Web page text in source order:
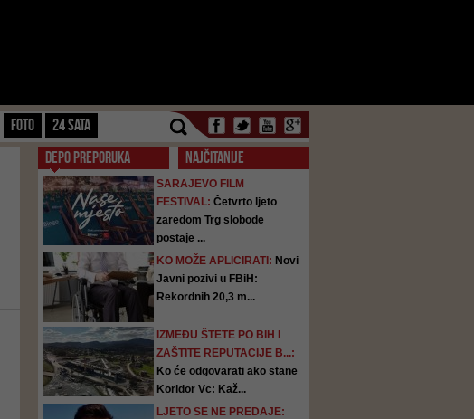
FOTO 24 SATA
DEPO PREPORUKA NAJČITANIJE
SARAJEVO FILM
FESTIVAL: Četvrto ljeto
zaredom Trg slobode
postaje ...
KO MOŽE APLICIRATI: Novi
Javni pozivi u FBiH:
Rekordnih 20,3 m...
IZMEĐU ŠTETE PO BIH I
ZAŠTITE REPUTACIJE B...:
Ko će odgovarati ako stane
Koridor Vc: Kaž...
LJETO SE NE PREDAJE: